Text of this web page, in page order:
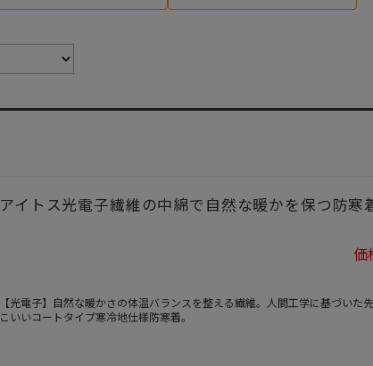
アイトス光電子繊維の中綿で自然な暖かを保つ防寒
価
【光電子】自然な暖かさの体温バランスを整える繊維。人間工学に基づいた
こいいコートタイプ寒冷地仕様防寒着。